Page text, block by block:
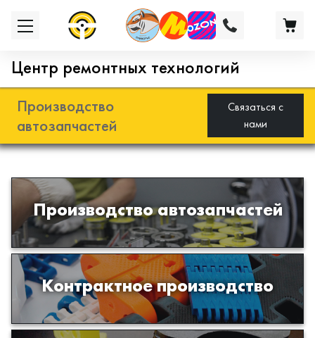
Центр ремонтных технологий
Производство
автозапчастей
Связаться с
нами
Производство автозапчастей
Разработка и производство деталей
из эластомеров для подвески
автомобиля
Контрактное производство
Производство изделий из пластиков
и полимеров по образцам либо
чертежам заказчика